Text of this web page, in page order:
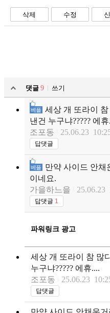
삭제 수정
댓글 9
쓰기
베플
세상 개 또라이
낸건 누구냐????? 에휴
조포동
25.06.23
답댓글
베플
만약 사이드 안채
이네요.
가을하느을
25.06.23
답댓글 1
파워링크 광고
세상 개 또라이 참 많
누구냐????? 에휴....
조포동
25.06.23
답댓글